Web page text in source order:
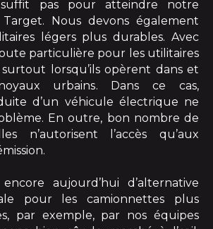
pas pour atteindre notre
Target. Nous devons également
légers plus durables. Avec
particulière pour les utilitaires
surtout lorsqu’ils opèrent dans et
urbains. Dans ce cas,
d’un véhicule électrique ne
En outre, bon nombre de
n’autorisent l’accès qu’aux
encore aujourd’hui d’alternative
pour les camionnettes plus
par exemple, par nos équipes